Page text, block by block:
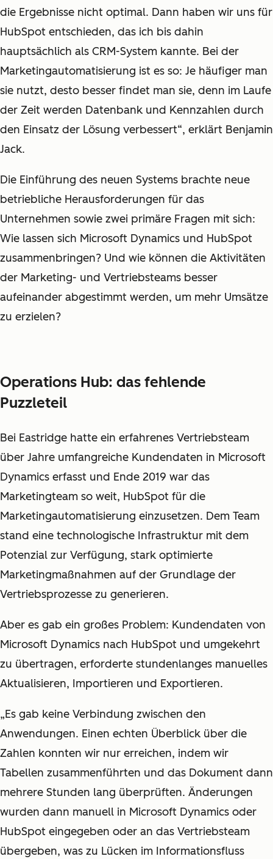
die Ergebnisse nicht optimal. Dann haben wir uns für
HubSpot entschieden, das ich bis dahin
hauptsächlich als CRM-System kannte. Bei der
Marketingautomatisierung ist es so: Je häufiger man
sie nutzt, desto besser findet man sie, denn im Laufe
der Zeit werden Datenbank und Kennzahlen durch
den Einsatz der Lösung verbessert“, erklärt Benjamin
Jack.
Die Einführung des neuen Systems brachte neue
betriebliche Herausforderungen für das
Unternehmen sowie zwei primäre Fragen mit sich:
Wie lassen sich Microsoft Dynamics und HubSpot
zusammenbringen? Und wie können die Aktivitäten
der Marketing- und Vertriebsteams besser
aufeinander abgestimmt werden, um mehr Umsätze
zu erzielen?
Operations Hub: das fehlende
Puzzleteil
Bei Eastridge hatte ein erfahrenes Vertriebsteam
über Jahre umfangreiche Kundendaten in Microsoft
Dynamics erfasst und Ende 2019 war das
Marketingteam so weit, HubSpot für die
Marketingautomatisierung einzusetzen. Dem Team
stand eine technologische Infrastruktur mit dem
Potenzial zur Verfügung, stark optimierte
Marketingmaßnahmen auf der Grundlage der
Vertriebsprozesse zu generieren.
Aber es gab ein großes Problem: Kundendaten von
Microsoft Dynamics nach HubSpot und umgekehrt
zu übertragen, erforderte stundenlanges manuelles
Aktualisieren, Importieren und Exportieren.
„Es gab keine Verbindung zwischen den
Anwendungen. Einen echten Überblick über die
Zahlen konnten wir nur erreichen, indem wir
Tabellen zusammenführten und das Dokument dann
mehrere Stunden lang überprüften. Änderungen
wurden dann manuell in Microsoft Dynamics oder
HubSpot eingegeben oder an das Vertriebsteam
übergeben, was zu Lücken im Informationsfluss